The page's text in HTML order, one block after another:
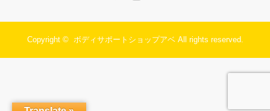
Copyright © ボディサポートショップアベAll rights reserved.